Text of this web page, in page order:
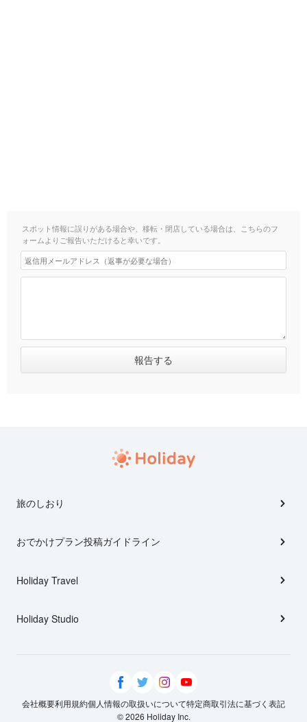
スポット情報に誤りがある場合や、移転・閉店している場合は、こちらのフ
ォームよりご報告いただけると幸いです。
旅のしおり
おでかけプラン投稿ガイドライン
Holiday Travel
Holiday Studio
会社概要利用規約個人情報の取扱いについて特定商取引法に基づく表記
© 2026 Holiday Inc.